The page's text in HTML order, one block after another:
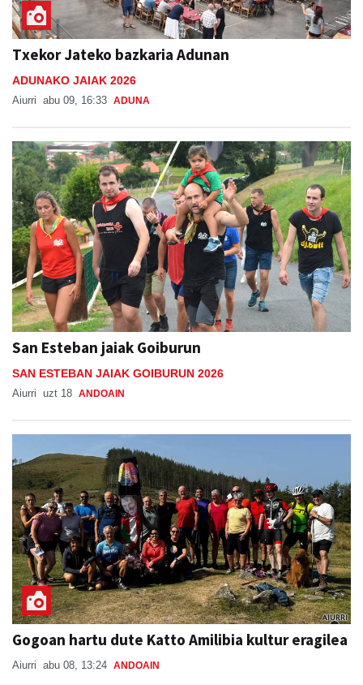
Txekor Jateko bazkaria Adunan
ADUNAKO JAIAK 2026
Aiurri abu 09, 16:33 ADUNA
San Esteban jaiak Goiburun
SAN ESTEBAN JAIAK GOIBURUN 2026
Aiurri uzt 18 ANDOAIN
Gogoan hartu dute Katto Amilibia kultur eragilea
Aiurri abu 08, 13:24 ANDOAIN